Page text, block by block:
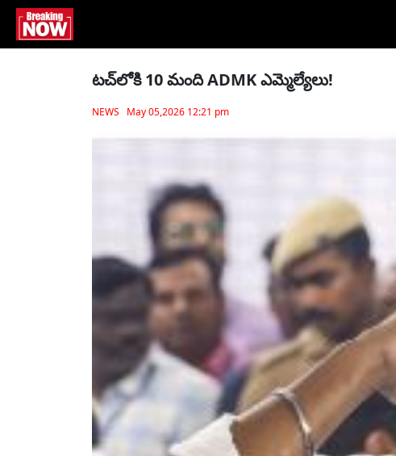
టచ్‎లోకి 10 మంది ADMK ఎమ్మెల్యేలు!
NEWS May 05,2026 12:21 pm